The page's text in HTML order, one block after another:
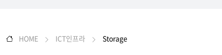
HOME ICT인프라 Storage